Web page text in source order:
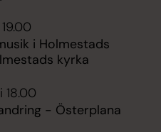
i Holmestads
kyrka
18.00
- Österplana